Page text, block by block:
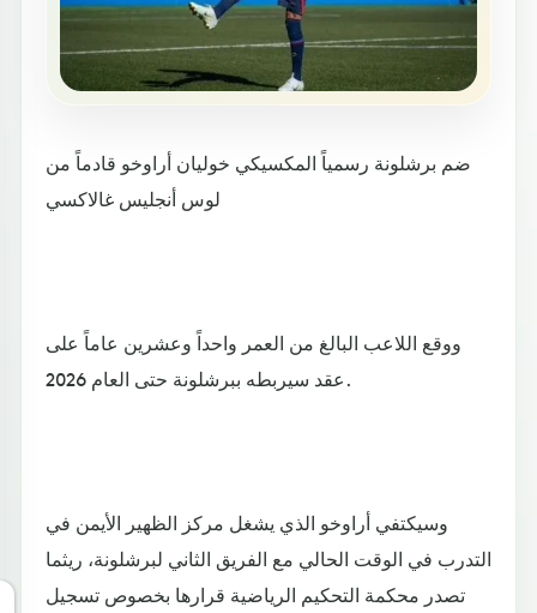
ضم برشلونة رسمياً المكسيكي خوليان أراوخو قادماً من
لوس أنجليس غالاكسي
ووقع اللاعب البالغ من العمر واحداً وعشرين عاماً على
عقد سيربطه ببرشلونة حتى العام 2026.
وسيكتفي أراوخو الذي يشغل مركز الظهير الأيمن في
التدرب في الوقت الحالي مع الفريق الثاني لبرشلونة، ريثما
تصدر محكمة التحكيم الرياضية قرارها بخصوص تسجيل